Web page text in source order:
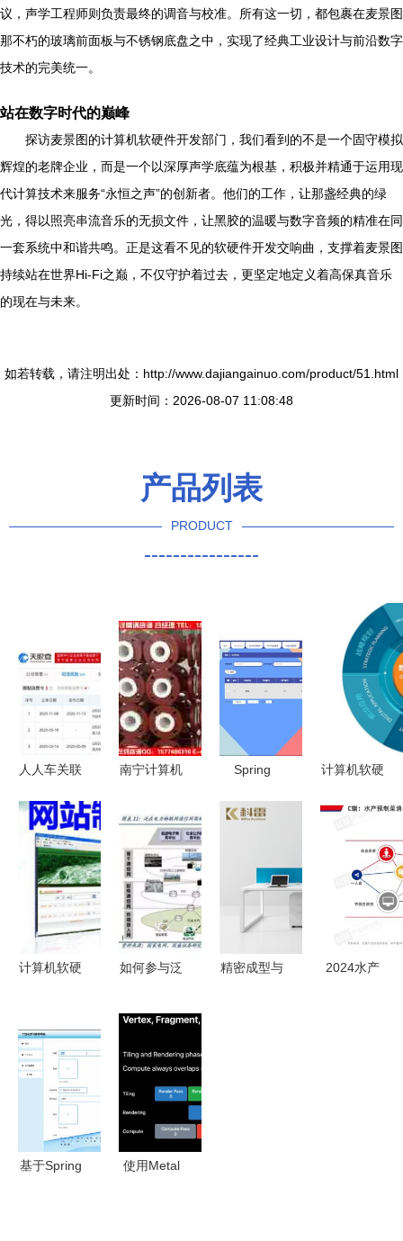
议，声学工程师则负责最终的调音与校准。所有这一切，都包裹在麦景图
那不朽的玻璃前面板与不锈钢底盘之中，实现了经典工业设计与前沿数字
技术的完美统一。
站在数字时代的巅峰
探访麦景图的计算机软硬件开发部门，我们看到的不是一个固守模拟
辉煌的老牌企业，而是一个以深厚声学底蕴为根基，积极并精通于运用现
代计算技术来服务“永恒之声”的创新者。他们的工作，让那盏经典的绿
光，得以照亮串流音乐的无损文件，让黑胶的温暖与数字音频的精准在同
一套系统中和谐共鸣。正是这看不见的软硬件开发交响曲，支撑着麦景图
持续站在世界Hi-Fi之巅，不仅守护着过去，更坚定地定义着高保真音乐
的现在与未来。
如若转载，请注明出处：http://www.dajiangainuo.com/product/51.html
更新时间：2026-08-07 11:08:48
产品列表
PRODUCT
----------------
人人车关联
消费 计算
机软硬件开
发行业再敲
警钟
南宁计算机
络技术开发
从技术服务
到产业创新
Spring
心理健康管
计与实现
计算机软硬
的双螺旋
计算机软硬
格、批发与
厂家选择指
南
如何参与泛
网 以‘未蓝
新能源’为
例，探索计
算机软硬件
开发的价值
精密成型与
2024水产
基于Spring
使用Metal